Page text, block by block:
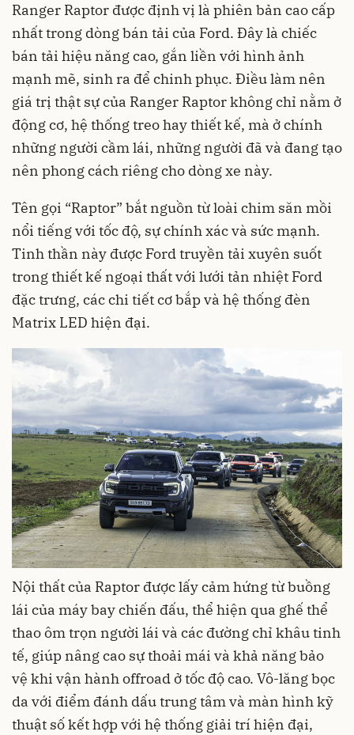
Ranger Raptor được định vị là phiên bản cao cấp
nhất trong dòng bán tải của Ford. Đây là chiếc
bán tải hiệu năng cao, gắn liền với hình ảnh
mạnh mẽ, sinh ra để chinh phục. Điều làm nên
giá trị thật sự của Ranger Raptor không chỉ nằm ở
động cơ, hệ thống treo hay thiết kế, mà ở chính
những người cầm lái, những người đã và đang tạo
nên phong cách riêng cho dòng xe này.
Tên gọi “Raptor” bắt nguồn từ loài chim săn mồi
nổi tiếng với tốc độ, sự chính xác và sức mạnh.
Tinh thần này được Ford truyền tải xuyên suốt
trong thiết kế ngoại thất với lưới tản nhiệt Ford
đặc trưng, các chi tiết cơ bắp và hệ thống đèn
Matrix LED hiện đại.
Nội thất của Raptor được lấy cảm hứng từ buồng
lái của máy bay chiến đấu, thể hiện qua ghế thể
thao ôm trọn người lái và các đường chỉ khâu tinh
tế, giúp nâng cao sự thoải mái và khả năng bảo
vệ khi vận hành offroad ở tốc độ cao. Vô-lăng bọc
da với điểm đánh dấu trung tâm và màn hình kỹ
thuật số kết hợp với hệ thống giải trí hiện đại,